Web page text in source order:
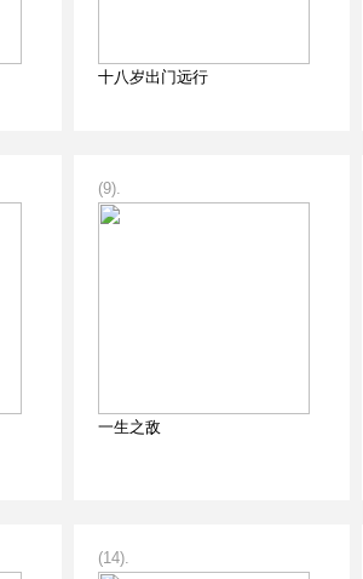
十八岁出门远行
(9).
一生之敌
(14).